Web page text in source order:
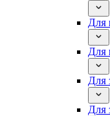
Для
Для
Для
Для